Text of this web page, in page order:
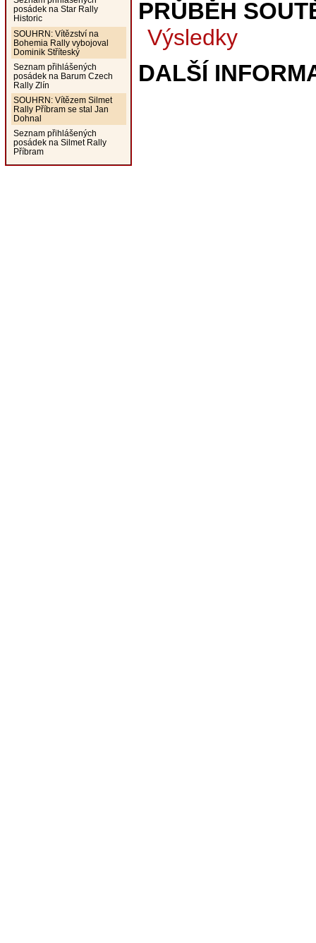
posádek na Star Rally
Historic
SOUHRN: Vítězství na
Bohemia Rally vybojoval
Dominik Stříteský
Seznam přihlášených
posádek na Barum Czech
Rally Zlín
SOUHRN: Vítězem Silmet
Rally Příbram se stal Jan
Dohnal
Seznam přihlášených
posádek na Silmet Rally
Příbram
PRŮBĚH
Výsledky
DALŠÍ